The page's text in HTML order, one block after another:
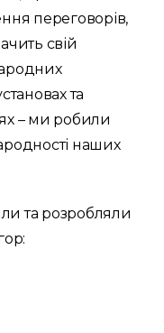
переговорів,
свій
та
– ми робили
наших
та розробляли